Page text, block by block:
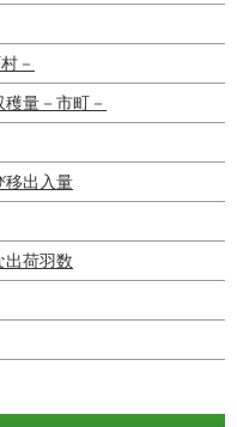
－
量－市町－
移出入量
出荷羽数